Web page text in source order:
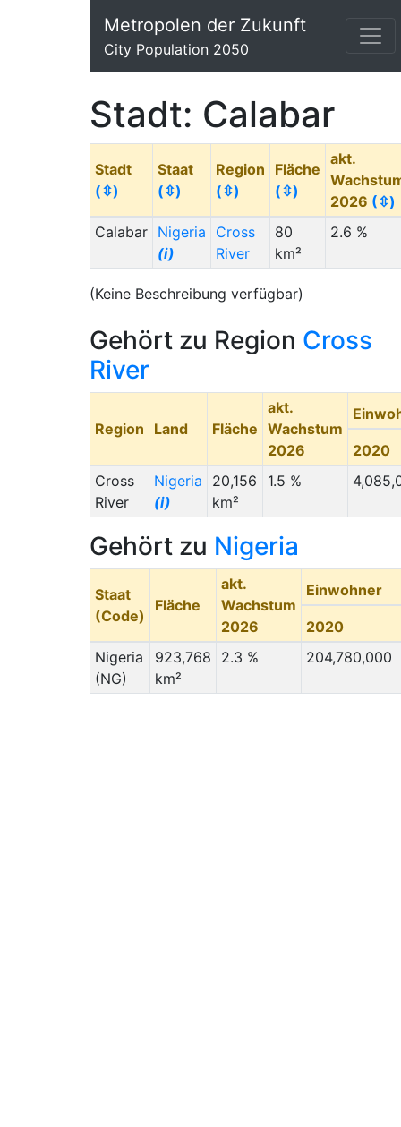
Metropolen der Zukunft
City Population 2050
Stadt: Calabar
Stadt
(⇳)
Staat
(⇳)
Region
(⇳)
Fläche
(⇳)
akt.
2026 (⇳)
Calabar
Nigeria
(i)
Cross
River
80
km²
2.6 %
(Keine Beschreibung verfügbar)
Gehört zu Region Cross
River
Region Land Fläche
akt.
Wachstum
2026
2020
Cross
River
Nigeria
(i)
20,156
km²
1.5 %
Gehört zu Nigeria
Staat
(Code)
Fläche
akt.
Wachstum
2026
Einwohner
2020
Nigeria
(NG)
923,768
km²
2.3 % 204,780,000